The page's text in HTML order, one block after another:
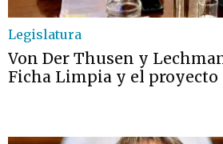
Legislatura
Von Der Thusen y
Ficha Limpia y el proyecto